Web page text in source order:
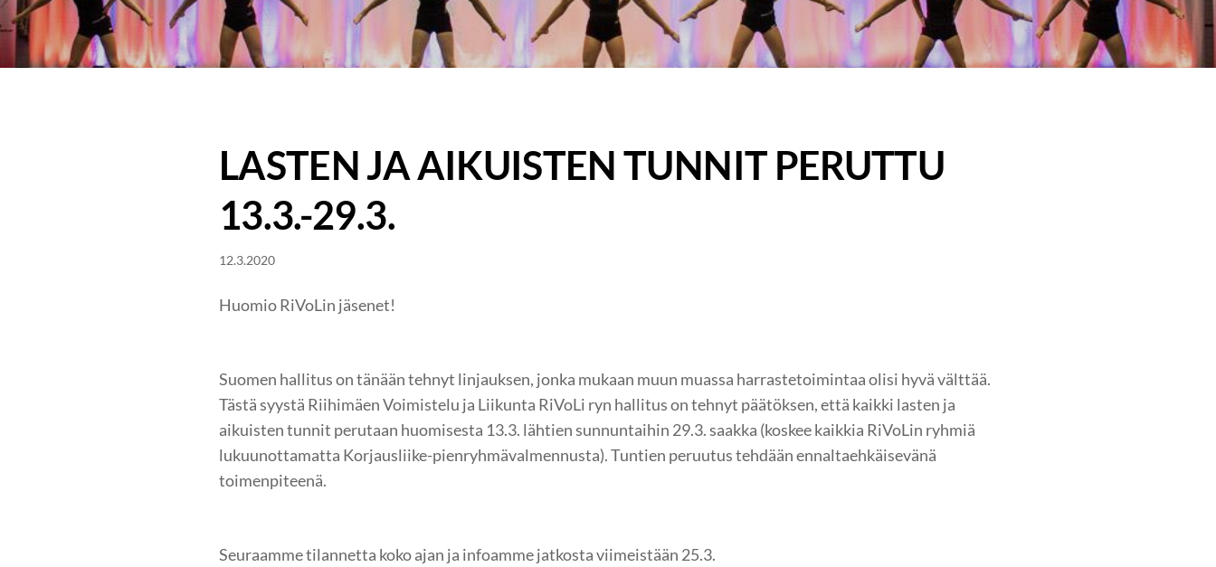
LASTEN JA AIKUISTEN TUNNIT PERUTTU
13.3.-29.3.
12.3.2020
Huomio RiVoLin jäsenet!
Suomen hallitus on tänään tehnyt linjauksen, jonka mukaan muun muassa harrastetoimintaa olisi hyvä välttää.
Tästä syystä Riihimäen Voimistelu ja Liikunta RiVoLi ryn hallitus on tehnyt päätöksen, että kaikki lasten ja
aikuisten tunnit perutaan huomisesta 13.3. lähtien sunnuntaihin 29.3. saakka (koskee kaikkia RiVoLin ryhmiä
lukuunottamatta Korjausliike-pienryhmävalmennusta). Tuntien peruutus tehdään ennaltaehkäisevänä
toimenpiteenä.
Seuraamme tilannetta koko ajan ja infoamme jatkosta viimeistään 25.3.